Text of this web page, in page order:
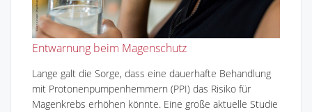
Entwarnung beim Magenschutz
Lange galt die Sorge, dass eine dauerhafte Behandlung
mit Protonenpumpenhemmern (PPI) das Risiko für
Magenkrebs erhöhen könnte. Eine große aktuelle Studie